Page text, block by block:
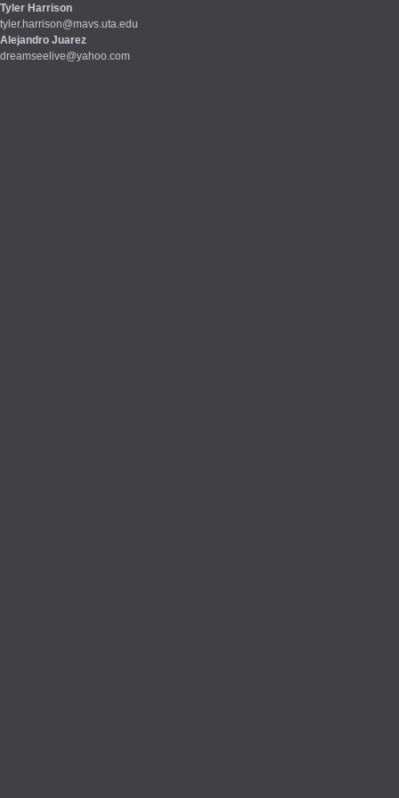
Tyler Harrison
tyler.harrison@mavs.uta.edu
Alejandro Juarez
dreamseelive@yahoo.com